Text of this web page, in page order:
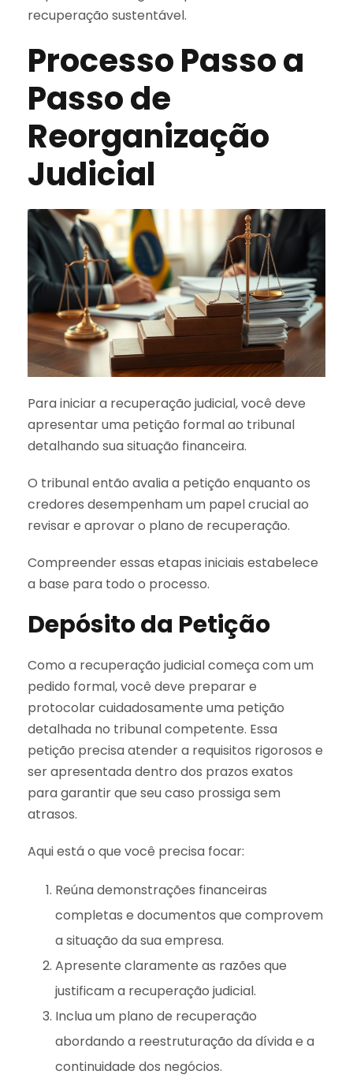
recuperação sustentável.
Processo Passo a
Passo de
Reorganização
Judicial
Para iniciar a recuperação judicial, você deve
apresentar uma petição formal ao tribunal
detalhando sua situação financeira.
O tribunal então avalia a petição enquanto os
credores desempenham um papel crucial ao
revisar e aprovar o plano de recuperação.
Compreender essas etapas iniciais estabelece
a base para todo o processo.
Depósito da Petição
Como a recuperação judicial começa com um
pedido formal, você deve preparar e
protocolar cuidadosamente uma petição
detalhada no tribunal competente. Essa
petição precisa atender a requisitos rigorosos e
ser apresentada dentro dos prazos exatos
para garantir que seu caso prossiga sem
atrasos.
Aqui está o que você precisa focar:
Reúna demonstrações financeiras
completas e documentos que comprovem
a situação da sua empresa.
Apresente claramente as razões que
justificam a recuperação judicial.
Inclua um plano de recuperação
abordando a reestruturação da dívida e a
continuidade dos negócios.